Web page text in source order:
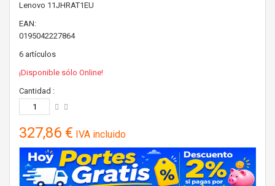
Lenovo 11JHRAT1EU
EAN:
0195042227864
6 artículos
¡Disponible sólo Online!
Cantidad :
327,86 € IVA incluido